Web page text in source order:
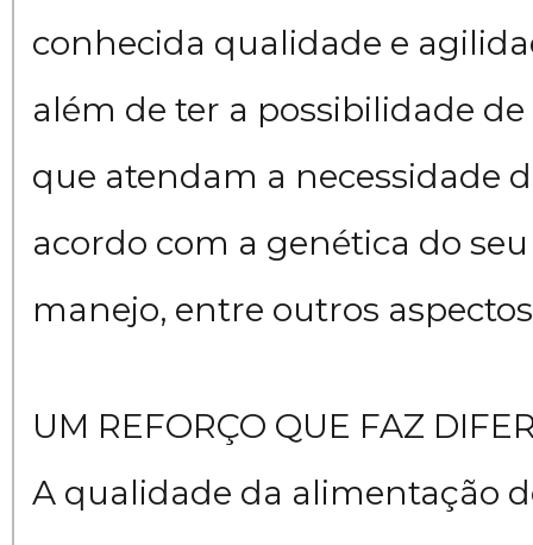
conhecida qualidade e
além de ter a possibilidade
que atendam a necessidade
acordo com a genética do
manejo, entre outros
UM REFORÇO QUE FAZ
A qualidade da alimentação